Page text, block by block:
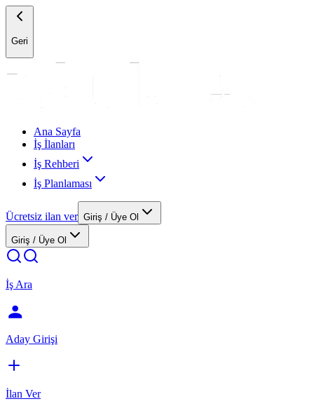
Geri
Ana Sayfa
İş İlanları
İş Rehberi
İş Planlaması
Ücretsiz ilan ver Giriş / Üye Ol
Giriş / Üye Ol
İş Ara
Aday Girişi
İlan Ver